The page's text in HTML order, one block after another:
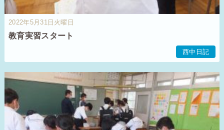
2022年5月31日火曜日
教育実習スタート
西中日記